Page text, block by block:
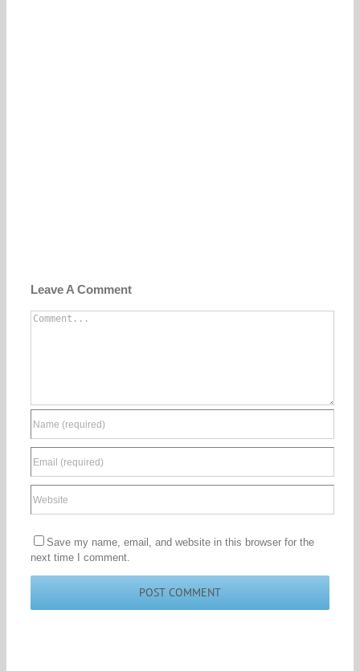
Leave A Comment
Comment
Save my name, email, and website in this browser for the
next time I comment.